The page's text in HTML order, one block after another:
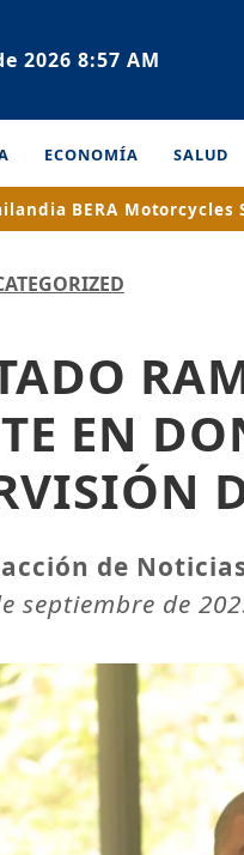
2026 8:57 AM
ECONOMÍA SALUD
BERA Motorcycles
EN
de
septiembre de